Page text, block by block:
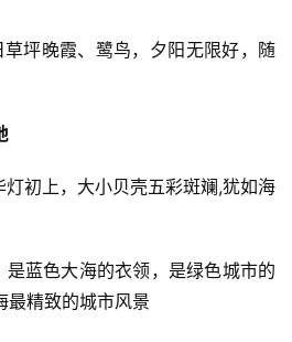
草坪晚霞、鹭鸟，夕阳无限好，随
灯初上，大小贝壳五彩斑斓,犹如海
是蓝色大海的衣领，是绿色城市的
最精致的城市风景